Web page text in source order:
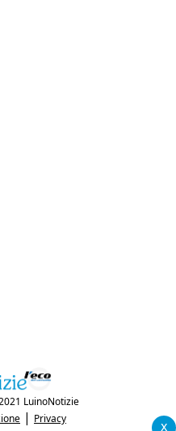
x
LuinoNotizie
| Privacy